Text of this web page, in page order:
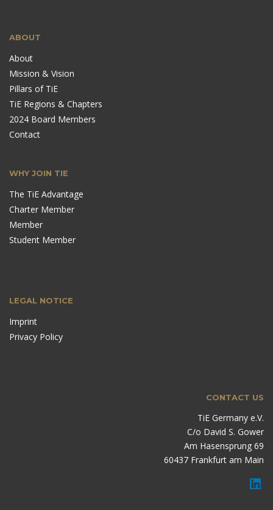
ABOUT
About
Mission & Vision
Pillars of TiE
TiE Regions & Chapters
2024 Board Members
Contact
WHY JOIN TIE
The TiE Advantage
Charter Member
Member
Student Member
LEGAL NOTICE
Imprint
Privacy Policy
CONTACT US
TiE Germany e.V.
C/o David S. Gower
Am Hasensprung 69
60437 Frankfurt am Main